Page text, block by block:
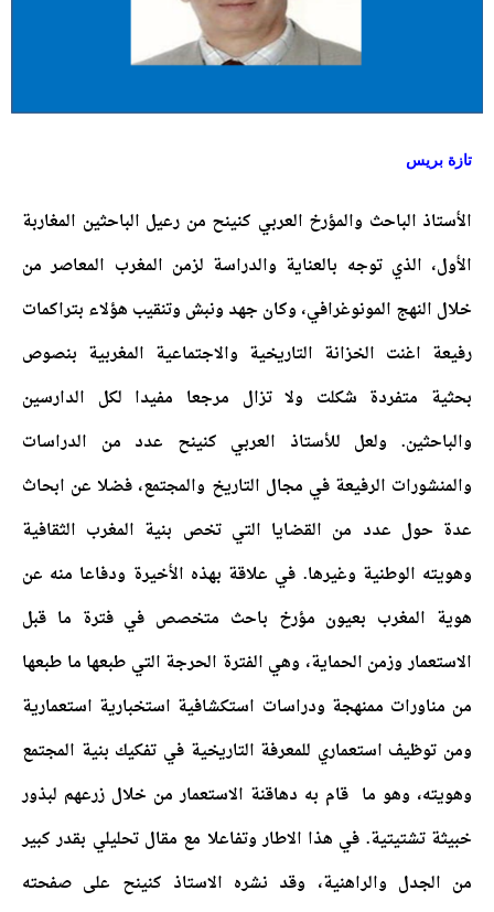
تازة بريس
الأستاذ الباحث والمؤرخ العربي كنينح من رعيل الباحثين المغاربة
الأول، الذي توجه بالعناية والدراسة لزمن المغرب المعاصر من
خلال النهج المونوغرافي، وكان جهد ونبش وتنقيب هؤلاء بتراكمات
رفيعة اغنت الخزانة التاريخية والاجتماعية المغربية بنصوص
بحثية متفردة شكلت ولا تزال مرجعا مفيدا لكل الدارسين
والباحثين. ولعل للأستاذ العربي كنينح عدد من الدراسات
والمنشورات الرفيعة في مجال التاريخ والمجتمع، فضلا عن ابحاث
عدة حول عدد من القضايا التي تخص بنية المغرب الثقافية
وهويته الوطنية وغيرها. في علاقة بهذه الأخيرة ودفاعا منه عن
هوية المغرب بعيون مؤرخ باحث متخصص في فترة ما قبل
الاستعمار وزمن الحماية، وهي الفترة الحرجة التي طبعها ما طبعها
من مناورات ممنهجة ودراسات استكشافية استخبارية استعمارية
ومن توظيف استعماري للمعرفة التاريخية في تفكيك بنية المجتمع
وهويته، وهو ما قام به دهاقنة الاستعمار من خلال زرعهم لبذور
خبيثة تشتيتية. في هذا الاطار وتفاعلا مع مقال تحليلي بقدر كبير
من الجدل والراهنية، وقد نشره الاستاذ كنينح على صفحته